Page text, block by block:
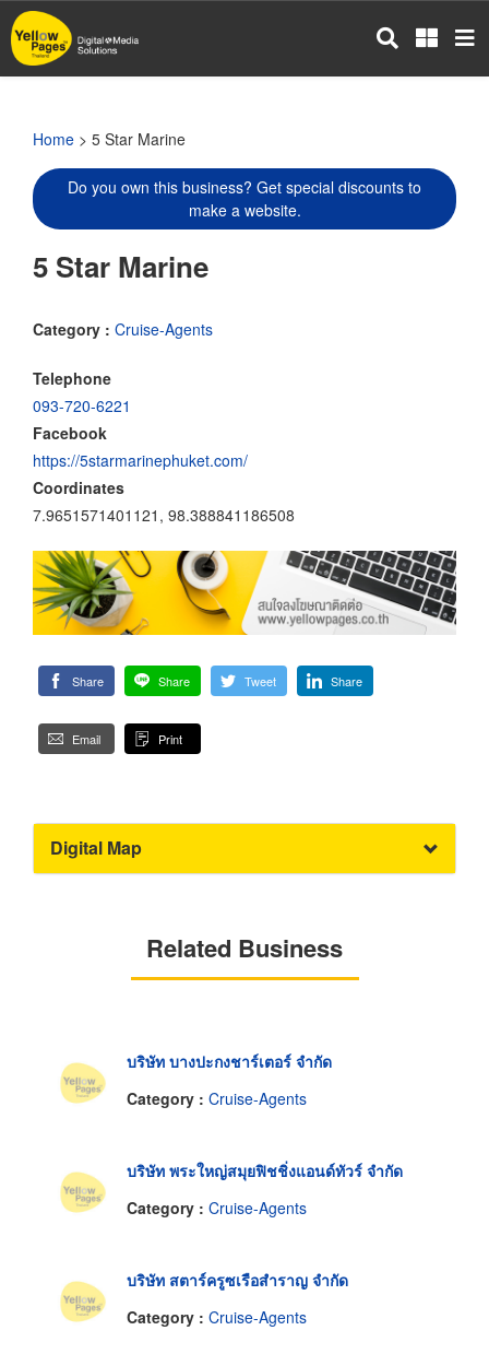
Skip
to
main
Home > 5 Star Marine
Do you own this business? Get special discounts to
make a website.
5 Star Marine
Category : Cruise-Agents
Telephone
093-720-6221
Facebook
https://5starmarinephuket.com/
Coordinates
7.9651571401121, 98.388841186508
Share Share Tweet Share
Email Print
Digital Map
Related Business
บริษัท บางปะกงชาร์เตอร์ จำกัด
Category : Cruise-Agents
บริษัท พระใหญ่สมุยฟิชชิ่งแอนด์ทัวร์ จำกัด
Category : Cruise-Agents
บริษัท สตาร์ครูซเรือสำราญ จำกัด
Category : Cruise-Agents